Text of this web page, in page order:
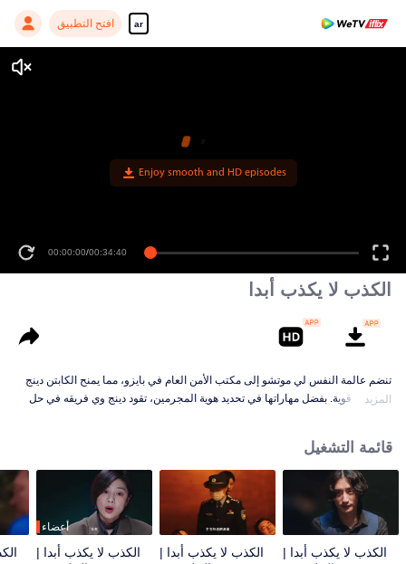
ar افتح التطبيق
Enjoy smooth and HD episodes
00:00:00/00:34:40
الكذب لا يكذب أبدا
تنضم عالمة النفس لي موتشو إلى مكتب الأمن العام في بايزو، مما يمنح الكابتن دينج
وي ميزة قوية. بفضل مهاراتها في تحديد هوية المجرمين، تقود دينج وي فريقه في حل
الحقائق المدفونة منذ فترة طويلة.
المزيد
قائمة التشغيل
الكذب لا يكذب أبدا |
الكذب لا يكذب أبدا |
أعضاء
الكذب لا يكذب أبدا |